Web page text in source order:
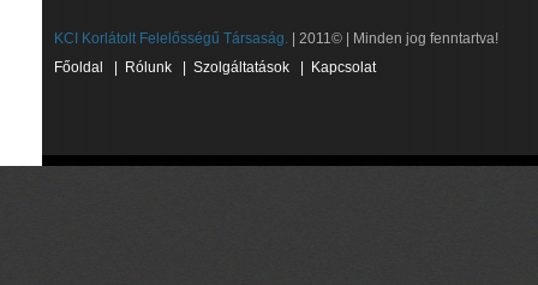
KCI Korlátolt Felelősségű Társaság. | 2011© | Minden jog fenntartva!
Főoldal
Rólunk Szolgáltatások Kapcsolat